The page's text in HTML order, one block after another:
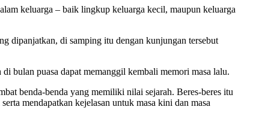
keluarga – baik lingkup keluarga kecil, maupun keluarga
dipanjatkan, di samping itu dengan kunjungan tersebut
bulan puasa dapat memanggil kembali memori masa lalu.
benda-benda yang memiliki nilai sejarah. Beres-beres itu
mendapatkan kejelasan untuk masa kini dan masa